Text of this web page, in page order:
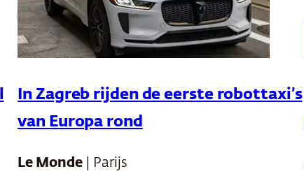
In Zagreb rijden de eerste robottaxi’s
van Europa rond
Le Monde | Parijs